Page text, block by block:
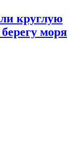
круглую
моря